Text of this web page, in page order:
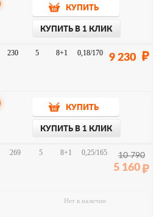
КУПИТЬ
КУПИТЬ В 1 КЛИК
230 5 8+1 0,18/170 9 230
КУПИТЬ
КУПИТЬ В 1 КЛИК
269 5 8+1 0,25/165 10 790
5 160
Нет в наличии